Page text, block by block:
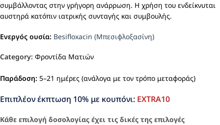
συμβάλλοντας στην γρήγορη ανάρρωση. Η χρήση του ενδείκνυται
αυστηρά κατόπιν ιατρικής συνταγής και συμβουλής.
Ενεργός ουσία: Besifloxacin (Μπεσιφλοξασίνη)
Category: Φροντίδα Ματιών
Παράδοση: 5–21 ημέρες (ανάλογα με τον τρόπο μεταφοράς)
Επιπλέον έκπτωση 10% με κουπόνι: EXTRA10
Κάθε επιλογή δοσολογίας έχει τις δικές της επιλογές